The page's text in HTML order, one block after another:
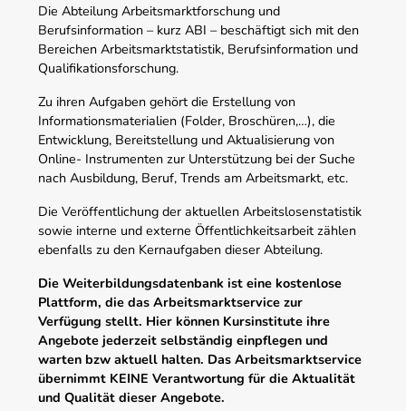
Die Abteilung Arbeitsmarktforschung und
Berufsinformation – kurz ABI – beschäftigt sich mit den
Bereichen Arbeitsmarktstatistik, Berufsinformation und
Qualifikationsforschung.
Zu ihren Aufgaben gehört die Erstellung von
Informationsmaterialien (Folder, Broschüren,…), die
Entwicklung, Bereitstellung und Aktualisierung von
Online- Instrumenten zur Unterstützung bei der Suche
nach Ausbildung, Beruf, Trends am Arbeitsmarkt, etc.
Die Veröffentlichung der aktuellen Arbeitslosenstatistik
sowie interne und externe Öffentlichkeitsarbeit zählen
ebenfalls zu den Kernaufgaben dieser Abteilung.
Die Weiterbildungsdatenbank ist eine kostenlose
Plattform, die das Arbeitsmarktservice zur
Verfügung stellt. Hier können Kursinstitute ihre
Angebote jederzeit selbständig einpflegen und
warten bzw aktuell halten. Das Arbeitsmarktservice
übernimmt KEINE Verantwortung für die Aktualität
und Qualität dieser Angebote.